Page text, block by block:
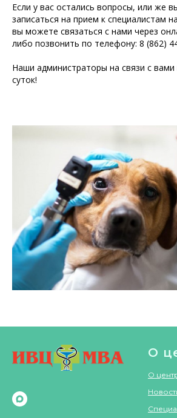
Если у вас остались вопросы, или же
записаться на прием к специалистам
вы можете связаться с нами через
либо позвонить по телефону: 8 (862)
Наши администраторы на связи с
суток!
О
О